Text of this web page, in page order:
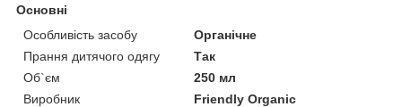
Основні
Особливість засобу
Органічне
Прання дитячого одягу
Так
Об`єм
250 мл
Виробник
Friendly Organic